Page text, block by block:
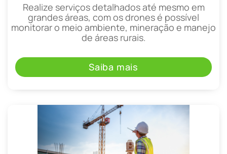
Realize serviços detalhados até mesmo em
grandes áreas, com os drones é possível
monitorar o meio ambiente, mineração e manejo
de áreas rurais.
Saiba mais